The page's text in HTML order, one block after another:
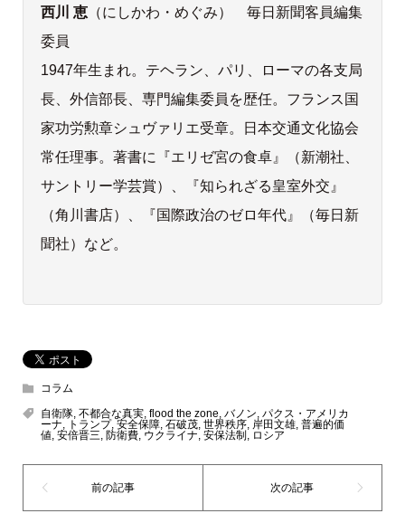
西川 恵（にしかわ・めぐみ） 毎日新聞客員編集
委員
1947年生まれ。テヘラン、パリ、ローマの各支局
長、外信部長、専門編集委員を歴任。フランス国
家功労勲章シュヴァリエ受章。日本交通文化協会
常任理事。著書に『エリゼ宮の食卓』（新潮社、
サントリー学芸賞）、『知られざる皇室外交』
（角川書店）、『国際政治のゼロ年代』（毎日新
聞社）など。
コラム
自衛隊, 不都合な真実, flood the zone バノン パクス・アメリカ
ーナ
トランプ,安全保障, 石破茂, 世界秩序, 岸田文雄, 普遍的価
値, 安倍晋三 防衛費, ウクライナ 安保法制 ロシア